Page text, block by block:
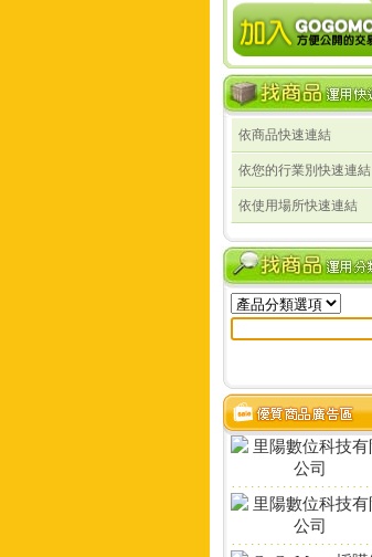
依商品快速連結
依您的行業別快速連結
依使用場所快速連結